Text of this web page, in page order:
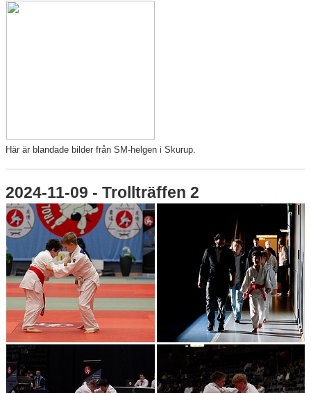
Här är blandade bilder från SM-helgen i Skurup.
2024-11-09 - Trollträffen 2